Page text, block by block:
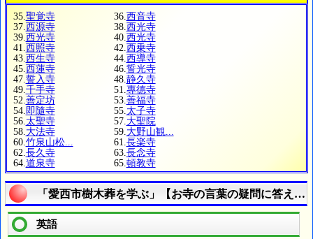
35. 聖覚寺 36. 西音寺
37. 西源寺 38. 西光寺
39. 西光寺 40. 西光寺
41. 西照寺 42. 西乗寺
43. 西生寺 44. 西導寺
45. 西蓮寺 46. 誓光寺
47. 誓入寺 48. 静久寺
49. 千手寺 51. 專德寺
52. 善定坊 53. 善福寺
54. 即隨寺 55. 太子寺
56. 太聖寺 57. 大聖院
58. 大法寺 59. 大野山観...
60. 竹泉山松... 61. 長楽寺
62. 長久寺 63. 長念寺
64. 道泉寺 65. 頓教寺
「愛西市樹木葬を学ぶ」【お寺の言葉の疑問に答える
英語